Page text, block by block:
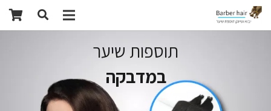
תוספות שיער
במדבקה